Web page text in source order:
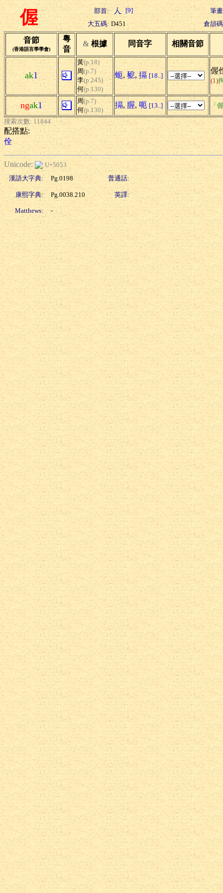
偓 部首: [9]
筆
大五碼: D451 倉頡
音節
(香港語言學學會)
粵
音
& 根據 同音字 相關音節
ak1
黃(p.18)
周(p.7)
李(p.245)
何(p.130)
蚅, 豟, 搹 [18..]
偓
(1)
ngak1 周(p.7)
何(p.130)
搹, 腛, 呃 [13..] 「
搜索次數: 11844
配搭點:
佺
Unicode:
U+5053
漢語大字典:
Pg.0198 普通話:
康熙字典: Pg.0038.210 英譯:
Matthews: -